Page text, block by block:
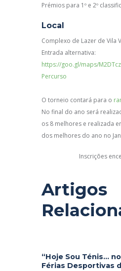
Prémios para 1º e 2º
Local
Complexo de Lazer de Vila
Entrada alternativa:
https://goo.gl/maps/
Percurso
O torneio contará para o
No final do ano será
os 8 melhores e realizada
dos melhores do ano no
Inscrições
Artigos
“Hoje Sou Ténis…
Férias Desportivas